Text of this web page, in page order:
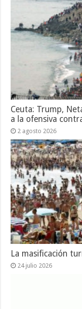
Ceuta: Trump,
a la ofensiva
2 agosto 2026
La masificación
24 julio 2026